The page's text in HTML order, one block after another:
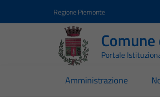
Regione Piemonte
Portale
Amministrazione